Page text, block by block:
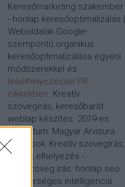
Keresőmarketing szakember
- honlap keresőoptimalizálás |
Weboldalak Google-
szempontú organikus
keresőoptimalizálása egyéni
módszerekkel és
linkelhelyezéssel PR-
cikkekben. Kreatív
szövegírás, keresőbarát
weblap készítés. 2019-es
projektum: Magyar Arvisura
Honlapok: Kreatív szövegírás,
pr cikk elhelyezés -
webszöveg írás: honlap seo
mesterséges intelligencia